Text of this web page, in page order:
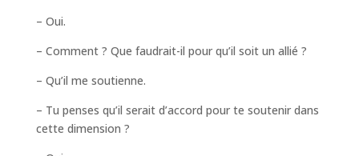
– Oui.
– Comment ? Que faudrait-il pour qu’il soit un allié ?
– Qu’il me soutienne.
– Tu penses qu’il serait d’accord pour te soutenir dans
cette dimension ?